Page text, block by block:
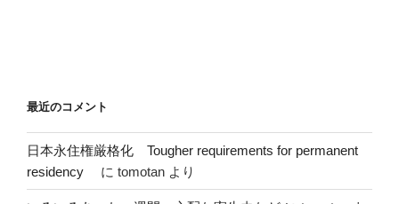
最近のコメント
日本永住権厳格化 Tougher requirements for permanent
residency
に tomotan より